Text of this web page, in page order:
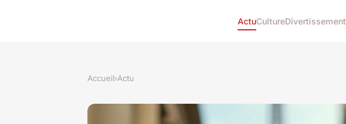
ActuCultureDivertissement
Accueil›Actu